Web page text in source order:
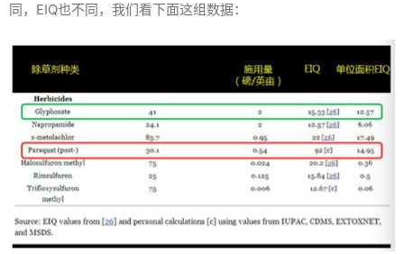
同，EIQ也不同，我们看下面这组数据：